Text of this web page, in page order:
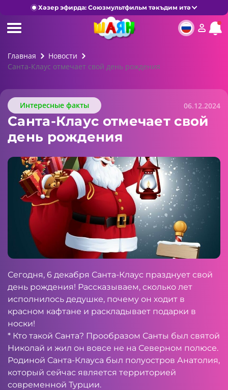
Хәзер эфирда: Союзмультфильм тәкъдим итә
Главная
Новости
Санта-Клаус отмечает свой день рождения
Интересные факты 06.12.2024
Санта-Клаус отмечает свой
день рождения
Сегодня, 6 декабря Санта-Клаус празднует свой
день рождения! Рассказываем, сколько лет
исполнилось дедушке, почему он ходит в
красном кафтане и раскладывает подарки в
носки!
* Кто такой Санта? Прообразом Санты был святой
Николай и жил он вовсе не на Северном полюсе.
Родиной Санта-Клауса был полуостров Анатолия,
который сейчас является территорией
современной Турции.